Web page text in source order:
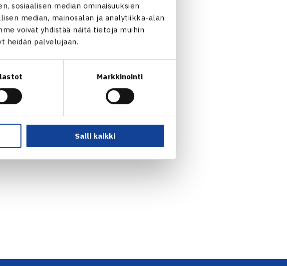
sosiaalisen median ominaisuuksien
median, mainosalan ja analytiikka-alan
voivat yhdistää näitä tietoja muihin
heidän palvelujaan.
Markkinointi
Salli kaikki